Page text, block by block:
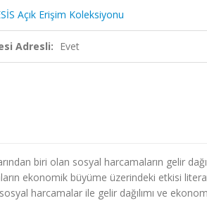
Açık Erişim Koleksiyonu
Adresli: Evet
biri olan sosyal harcamaların gelir
ekonomik büyüme üzerindeki etkisi
sosyal harcamalar ile gelir dağılımı ve